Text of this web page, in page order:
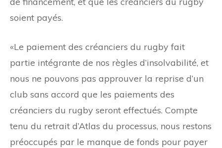
soient payés.
«Le paiement des créanciers du rugby fait
partie intégrante de nos règles d’insolvabilité, et
nous ne pouvons pas approuver la reprise d’un
club sans accord que les paiements des
créanciers du rugby seront effectués. Compte
tenu du retrait d’Atlas du processus, nous restons
préoccupés par le manque de fonds pour payer